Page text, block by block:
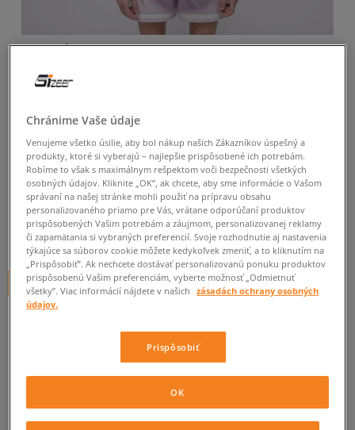
-10 % S KÓDOM: TOP (MIN. 70 €)
23 JERSEY GIRL
detské, jordan
5.0 (3)
50€ -42% (počiatočná cena)
30,60€ -5% (najnižšia cena za posledných 30 dní pred zľavou)
29€ cena s DPH
+ 29 BODOV VSIZEERCLUBE
Chránime Vaše údaje
Venujeme všetko úsilie, aby bol nákup našich Zákazníkov úspešný a
produkty, ktoré si vyberajú – najlepšie prispôsobené ich potrebám.
Robíme to však s maximálnym rešpektom voči bezpečnosti všetkých
osobných údajov. Kliknite „OK”, ak chcete, aby sme informácie o Vašom
správaní na našej stránke mohli použiť na prípravu obsahu
personalizovaného priamo pre Vás, vrátane odporúčaní produktov
prispôsobených Vašim potrebám a záujmom, personalizovanej reklamy
či zapamätania si vybraných preferencií. Svoje rozhodnutie aj nastavenia
týkajúce sa súborov cookie môžete kedykoľvek zmeniť, a to kliknutím na
„Prispôsobiť”. Ak nechcete dostávať personalizovanú ponuku produktov
prispôsobenú Vašim preferenciám, vyberte možnosť „Odmietnuť
všetky”. Viac informácií nájdete v našich
zásadách ochrany osobných
údajov.
Prispôsobiť
OK